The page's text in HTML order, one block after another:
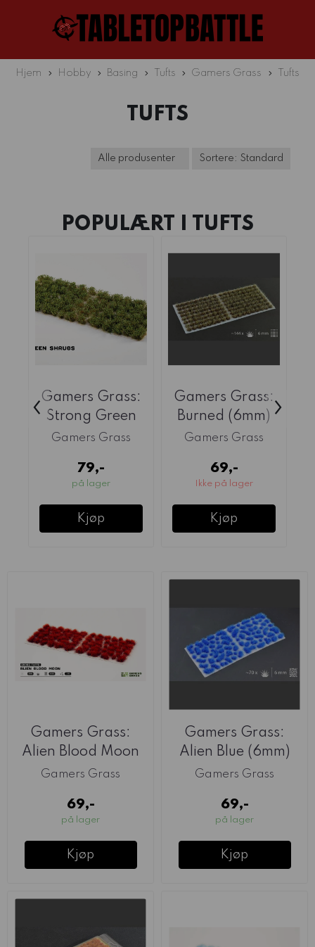
Hjem Hobby Basing Tufts Gamers Grass Tufts
TUFTS
POPULÆRT I TUFTS
Gamers Grass:
Strong Green
Shrubs
Gamers Grass
79,-
på lager
Kjøp
Gamers Grass:
Burned (6mm)
Gamers Grass
69,-
Ikke på lager
Kjøp
‹ ›
Gamers Grass:
Alien Blood Moon
(6mm)
Gamers Grass
69,-
på lager
Kjøp
Gamers Grass:
Alien Blue (6mm)
Gamers Grass
69,-
på lager
Kjøp